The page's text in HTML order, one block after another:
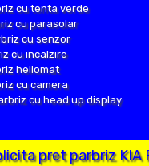
cu tenta verde
cu parasolar
cu senzor
cu incalzire
heliomat
cu camera
cu head up display
pret parbriz KIA